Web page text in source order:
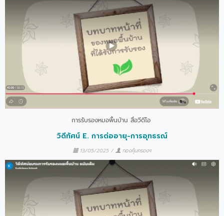
การรับรองหมอพื้นบ้าน สื่อวีดีโอ
วิดีทัศน์ E. การต่ออายุ-การอุทธรณ์
13/05/2025/ กองคุ้มครองฯ